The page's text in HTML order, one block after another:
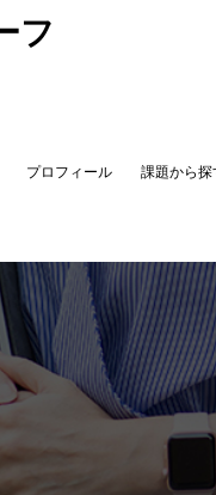
プロフィール 課題から探